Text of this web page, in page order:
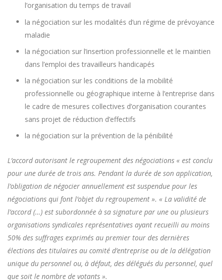
l’organisation du temps de travail
la négociation sur les modalités d’un régime de prévoyance
maladie
la négociation sur l’insertion professionnelle et le maintien
dans l’emploi des travailleurs handicapés
la négociation sur les conditions de la mobilité
professionnelle ou géographique interne à l’entreprise dans
le cadre de mesures collectives d’organisation courantes
sans projet de réduction d’effectifs
la négociation sur la prévention de la pénibilité
L’accord autorisant le regroupement des négociations « est conclu
pour une durée de trois ans. Pendant la durée de son application,
l’obligation de négocier annuellement est suspendue pour les
négociations qui font l’objet du regroupement ». « La validité de
l’accord (…) est subordonnée à sa signature par une ou plusieurs
organisations syndicales représentatives ayant recueilli au moins
50% des suffrages exprimés au premier tour des dernières
élections des titulaires au comité d’entreprise ou de la délégation
unique du personnel ou, à défaut, des délégués du personnel, quel
que soit le nombre de votants ».